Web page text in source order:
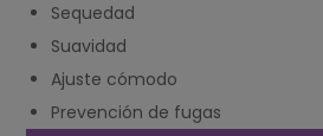
Sequedad
Suavidad
Ajuste cómodo
Prevención de fugas